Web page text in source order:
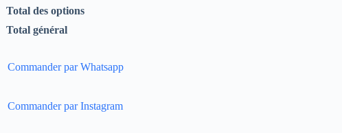
Total des options
Total général
Commander par Whatsapp
Commander par Instagram